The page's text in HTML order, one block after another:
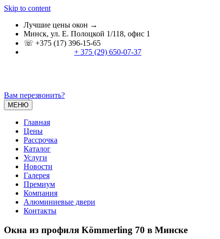
Skip to content
Лучшие цены окон →
Минск, ул. Е. Полоцкой 1/118, офис 1
☏ +375 (17) 396-15-65
+ 375 (29) 650-07-37
Вам перезвонить?
МЕНЮ
Главная
Цены
Расcрочка
Каталог
Услуги
Новости
Галерея
Премиум
Компания
Алюминиевые двери
Контакты
Окна из профиля Kömmerling 70 в Минске